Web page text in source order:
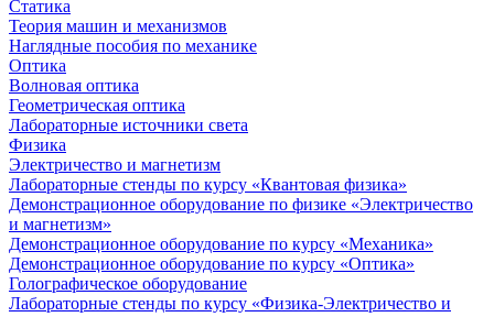
Статика
Теория машин и механизмов
Наглядные пособия по механике
Оптика
Волновая оптика
Геометрическая оптика
Лабораторные источники света
Физика
Электричество и магнетизм
Лабораторные стенды по курсу «Квантовая физика»
Демонстрационное оборудование по физике «Электричество
и магнетизм»
Демонстрационное оборудование по курсу «Механика»
Демонстрационное оборудование по курсу «Оптика»
Голографическое оборудование
Лабораторные стенды по курсу «Физика-Электричество и